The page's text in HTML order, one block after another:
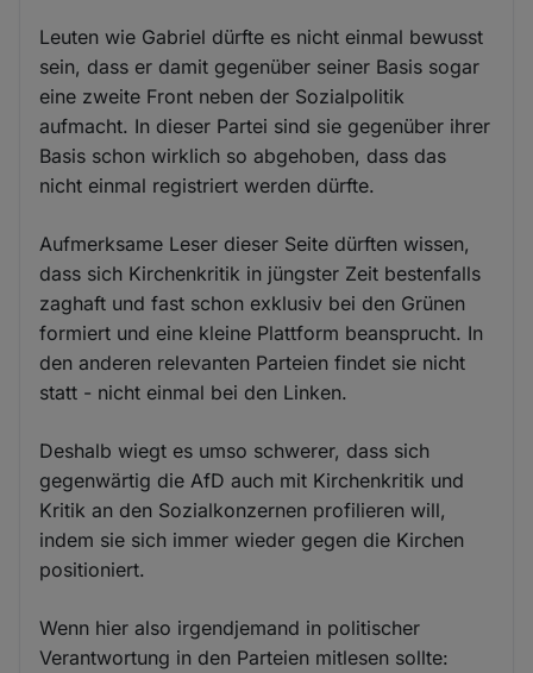
Leuten wie Gabriel dürfte es nicht einmal bewusst
sein, dass er damit gegenüber seiner Basis sogar
eine zweite Front neben der Sozialpolitik
aufmacht. In dieser Partei sind sie gegenüber ihrer
Basis schon wirklich so abgehoben, dass das
nicht einmal registriert werden dürfte.
Aufmerksame Leser dieser Seite dürften wissen,
dass sich Kirchenkritik in jüngster Zeit bestenfalls
zaghaft und fast schon exklusiv bei den Grünen
formiert und eine kleine Plattform beansprucht. In
den anderen relevanten Parteien findet sie nicht
statt - nicht einmal bei den Linken.
Deshalb wiegt es umso schwerer, dass sich
gegenwärtig die AfD auch mit Kirchenkritik und
Kritik an den Sozialkonzernen profilieren will,
indem sie sich immer wieder gegen die Kirchen
positioniert.
Wenn hier also irgendjemand in politischer
Verantwortung in den Parteien mitlesen sollte: